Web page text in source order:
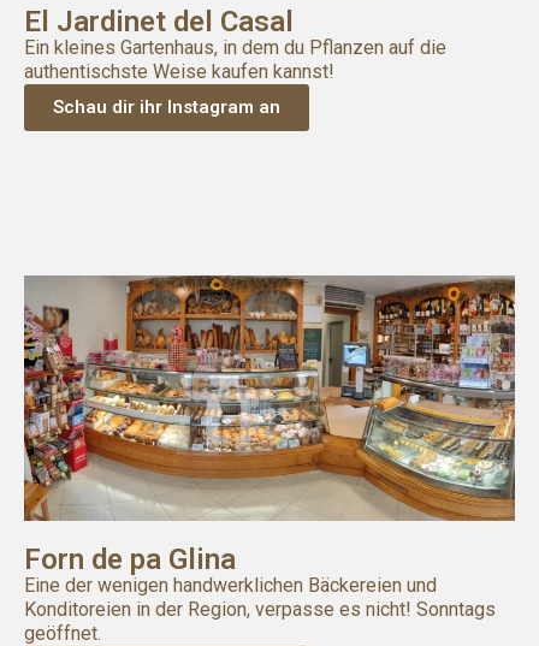
El Jardinet del Casal
Ein kleines Gartenhaus, in dem du Pflanzen auf die
authentischste Weise kaufen kannst!
Schau dir ihr Instagram an
Forn de pa Glina
Eine der wenigen handwerklichen Bäckereien und
Konditoreien in der Region, verpasse es nicht! Sonntags
geöffnet.